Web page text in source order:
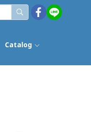
Catalog